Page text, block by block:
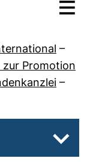
Menü
–
Promotion
–